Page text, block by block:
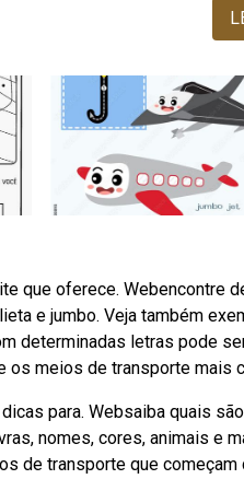
que oferece. Webencontre
e jumbo. Veja também
determinadas letras pode
os meios de transporte mais
para. Websaiba quais
nomes, cores, animais e
de transporte que